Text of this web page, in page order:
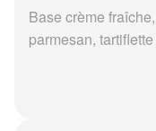
Base crème
parmesan, tartiflette